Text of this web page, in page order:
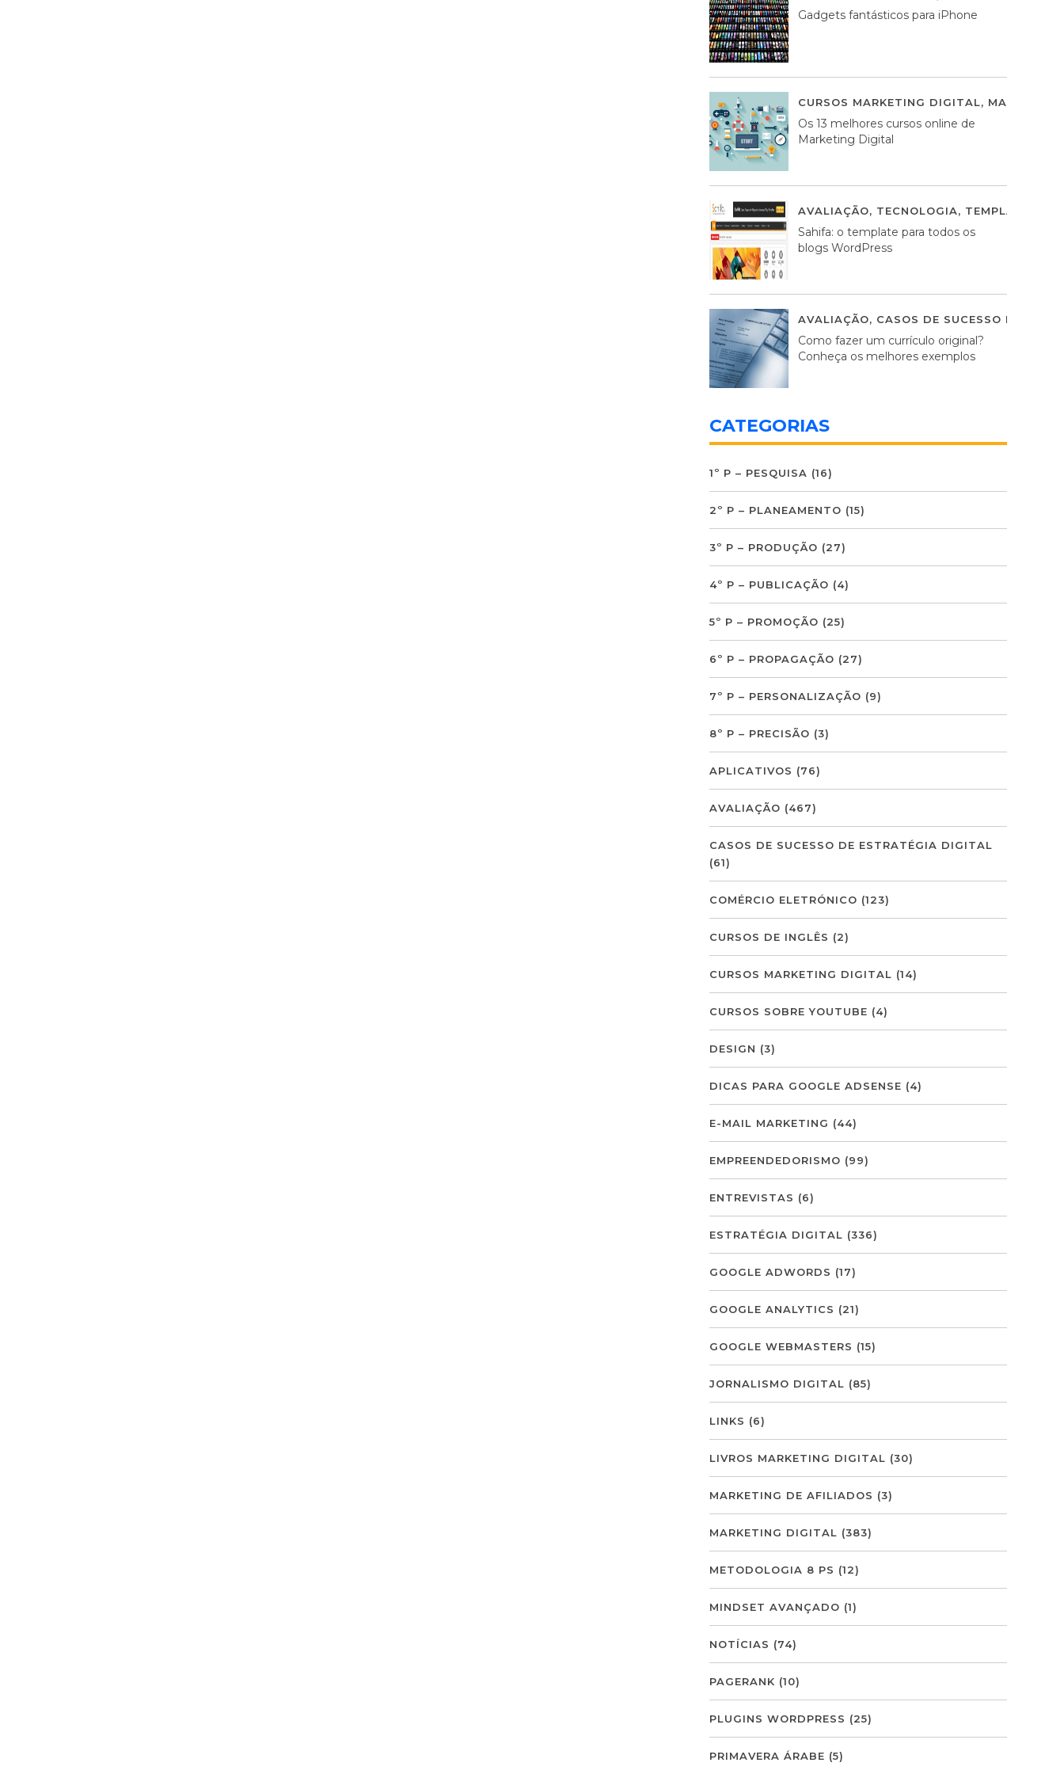
Gadgets fantásticos para iPhone
CURSOS MARKETING DIGITAL,
Os 13 melhores cursos online de
Marketing Digital
AVALIAÇÃO, TECNOLOGIA, TEMPLATES
Sahifa: o template para todos os
blogs WordPress
AVALIAÇÃO, CASOS DE SUCESSO DE
Como fazer um currículo original?
Conheça os melhores exemplos
CATEGORIAS
1º P – PESQUISA (16)
2º P – PLANEAMENTO (15)
3º P – PRODUÇÃO (27)
4º P – PUBLICAÇÃO (4)
5º P – PROMOÇÃO (25)
6º P – PROPAGAÇÃO (27)
7º P – PERSONALIZAÇÃO (9)
8º P – PRECISÃO (3)
APLICATIVOS (76)
AVALIAÇÃO (467)
CASOS DE SUCESSO DE ESTRATÉGIA DIGITAL
(61)
COMÉRCIO ELETRÓNICO (123)
CURSOS DE INGLÊS (2)
CURSOS MARKETING DIGITAL (14)
CURSOS SOBRE YOUTUBE (4)
DESIGN (3)
DICAS PARA GOOGLE ADSENSE (4)
E-MAIL MARKETING (44)
EMPREENDEDORISMO (99)
ENTREVISTAS (6)
ESTRATÉGIA DIGITAL (336)
GOOGLE ADWORDS (17)
GOOGLE ANALYTICS (21)
GOOGLE WEBMASTERS (15)
JORNALISMO DIGITAL (85)
LINKS (6)
LIVROS MARKETING DIGITAL (30)
MARKETING DE AFILIADOS (3)
MARKETING DIGITAL (383)
METODOLOGIA 8 PS (12)
MINDSET AVANÇADO (1)
NOTÍCIAS (74)
PAGERANK (10)
PLUGINS WORDPRESS (25)
PRIMAVERA ÁRABE (5)